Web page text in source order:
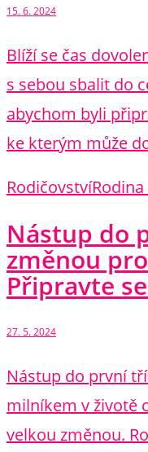
15. 6. 2024
Blíží se čas
s sebou sbalit do
abychom byli
ke kterým může
Rodičovství
Nástup do
změnou
Připravte
27. 5. 2024
Nástup do první
milníkem v životě
velkou změnou.